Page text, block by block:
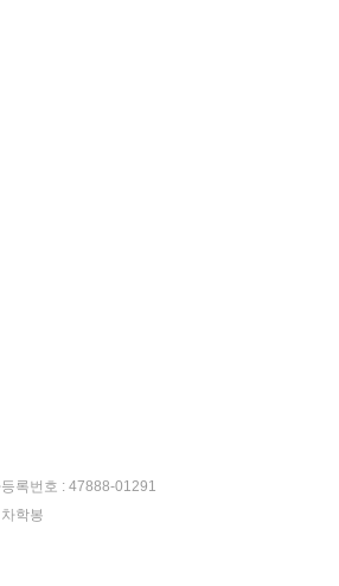
록번호 : 47888-01291
학봉